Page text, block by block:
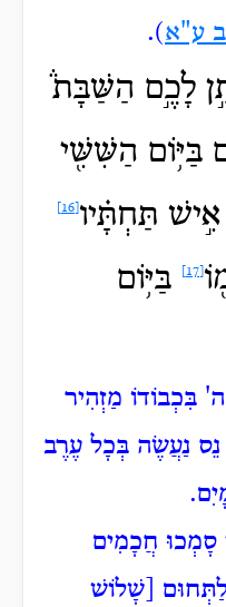
ע"א).
לָכֶ֣ם הַשַּׁבָּת֒
בַּיּ֥וֹם הַשִּׁשִּׁ֖י
אִ֣ישׁ תַּחְתָּ֗יו
בַּיּ֥וֹם
בִּכְבוֹדוֹ מַזְהִיר
נַעֲשֶׂה בְּכָל עֶרֶב
סָמְכוּ חֲכָמִים
[שָׁלוֹשׁ